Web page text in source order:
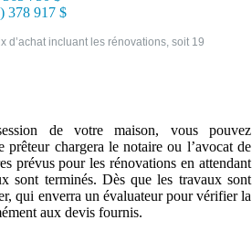
378 917 $
d’achat incluant les rénovations, soit 19
de votre maison, vous pouvez
prêteur chargera le notaire ou l’avocat de
prévus pour les rénovations en attendant
sont terminés. Dès que les travaux sont
qui enverra un évaluateur pour vérifier la
aux devis fournis.